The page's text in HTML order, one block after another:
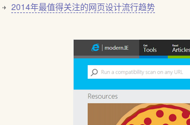
2014年最值得关注的网页设计流行趋势